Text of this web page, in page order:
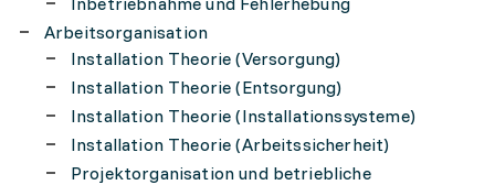
Arbeitsorganisation
Installation Theorie (Versorgung)
Installation Theorie (Entsorgung)
Installation Theorie (Installationssysteme)
Installation Theorie (Arbeitssicherheit)
Projektorganisation und betriebliche